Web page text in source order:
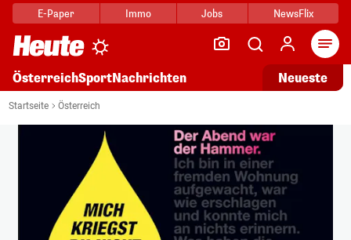
E-Paper Immo Jobs NewsFlix
ÖsterreichSportNachrichten Neueste
Startseite Österreich